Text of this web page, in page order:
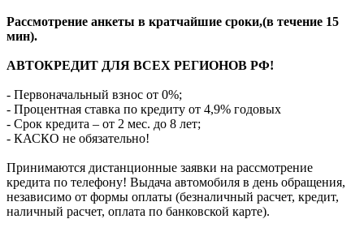
Рассмотрение анкеты в кратчайшие сроки,(в течение 15
мин).
АВТОКРЕДИТ ДЛЯ ВСЕХ РЕГИОНОВ РФ!
- Первоначальный взнос от 0%;
- Процентная ставка по кредиту от 4,9% годовых
- Срок кредита – от 2 мес. до 8 лет;
- КАСКО не обязательно!
Принимаются дистанционные заявки на рассмотрение
кредита по телефону! Выдача автомобиля в день обращения,
независимо от формы оплаты (безналичный расчет, кредит,
наличный расчет, оплата по банковской карте).